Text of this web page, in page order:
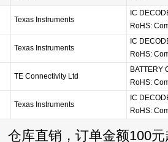
Texas Instruments
IC
RoHS:
Texas Instruments
IC
RoHS:
TE Connectivity Ltd
BATTERY
RoHS:
Texas Instruments
IC
RoHS:
仓库直销，订单金额100元